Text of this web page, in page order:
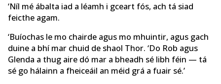
‘Níl mé ábalta iad a léamh i gceart fós, ach tá siad
feicthe agam.
‘Buíochas le mo chairde agus mo mhuintir, agus gach
duine a bhí mar chuid de shaol Thor. ‘Do Rob agus
Glenda a thug aire dó mar a bheadh sé libh féin — tá
sé go hálainn a fheiceáil an méid grá a fuair sé.’